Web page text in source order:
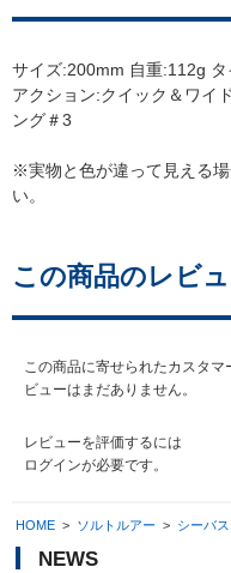
サイズ:200mm 自重:112g
アクション:クイック＆ワイ
ング＃3
※実物と色が違って見える
い。
この商品のレビ
この商品に寄せられたカスタマ
ビューはまだありません。
レビューを評価するには
ログインが必要です。
HOME > ソルトルアー > シーバ
NEWS